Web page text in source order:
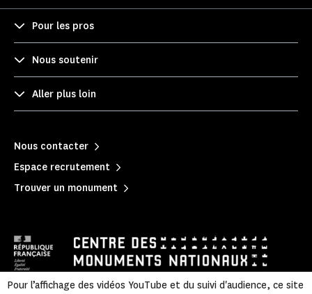
Pour les pros
Nous soutenir
Aller plus loin
Nous contacter
Espace recrutement
Trouver un monument
Pour l’affichage des vidéos YouTube et du suivi d'audience, ce site